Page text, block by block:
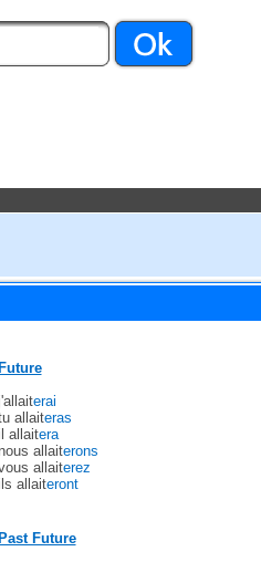
Future
j'allaiterai
allaiteras
il allaitera
nous allaiterons
allaiterez
ils allaiteront
Past Future